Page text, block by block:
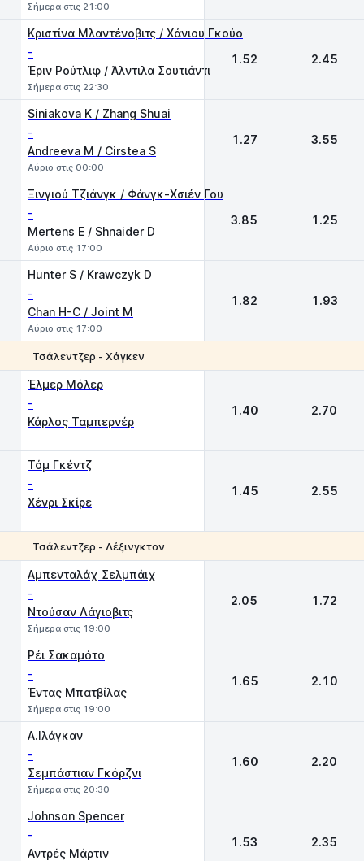
Σήμερα στις 21:00
Κριστίνα Μλαντένοβιτς / Χάνιου Γκούο
-
Έριν Ρούτλιφ / Άλντιλα Σουτιάντι
Σήμερα στις 22:30
1.52 2.45
Siniakova K / Zhang Shuai
-
Andreeva M / Cirstea S
Αύριο στις 00:00
1.27 3.55
Ξινγιού Τζιάνγκ / Φάνγκ-Χσιέν Γου
-
Mertens E / Shnaider D
Αύριο στις 17:00
3.85 1.25
Hunter S / Krawczyk D
-
Chan H-C / Joint M
Αύριο στις 17:00
1.82 1.93
Τσάλεντζερ - Χάγκεν
Έλμερ Μόλερ
-
Κάρλος Ταμπερνέρ
1.40 2.70
Τόμ Γκέντζ
-
Χένρι Σκίρε
1.45 2.55
Τσάλεντζερ - Λέξινγκτον
Αμπενταλάχ Σελμπάιχ
-
Ντούσαν Λάγιοβιτς
Σήμερα στις 19:00
2.05 1.72
Ρέι Σακαμότο
-
Έντας Μπατβίλας
Σήμερα στις 19:00
1.65 2.10
Α.Ιλάγκαν
-
Σεμπάστιαν Γκόρζνι
Σήμερα στις 20:30
1.60 2.20
Johnson Spencer
-
Αντρές Μάρτιν
1.53 2.35